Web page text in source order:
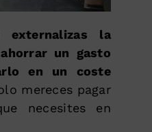
externalizas la
un gasto
en un coste
mereces pagar
necesites en